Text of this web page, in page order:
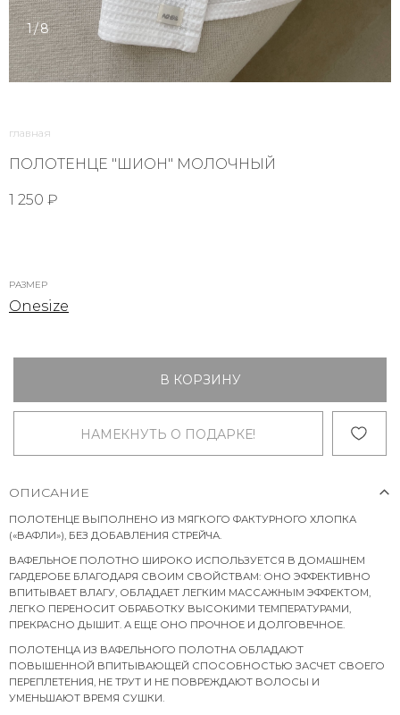
1/8
главная
ПОЛОТЕНЦЕ "ШИОН" МОЛОЧНЫЙ
1 250 ₽
РАЗМЕР
Onesize
В КОРЗИНУ
НАМЕКНУТЬ О ПОДАРКЕ!
ОПИСАНИЕ
ПОЛОТЕНЦЕ ВЫПОЛНЕНО ИЗ МЯГКОГО ФАКТУРНОГО ХЛОПКА
(«ВАФЛИ»), БЕЗ ДОБАВЛЕНИЯ СТРЕЙЧА.
ВАФЕЛЬНОЕ ПОЛОТНО ШИРОКО ИСПОЛЬЗУЕТСЯ В ДОМАШНЕМ
ГАРДЕРОБЕ БЛАГОДАРЯ СВОИМ СВОЙСТВАМ: ОНО ЭФФЕКТИВНО
ВПИТЫВАЕТ ВЛАГУ, ОБЛАДАЕТ ЛЕГКИМ МАССАЖНЫМ ЭФФЕКТОМ,
ЛЕГКО ПЕРЕНОСИТ ОБРАБОТКУ ВЫСОКИМИ ТЕМПЕРАТУРАМИ,
ПРЕКРАСНО ДЫШИТ. А ЕЩЕ ОНО ПРОЧНОЕ И ДОЛГОВЕЧНОЕ.
ПОЛОТЕНЦА ИЗ ВАФЕЛЬНОГО ПОЛОТНА ОБЛАДАЮТ
ПОВЫШЕННОЙ ВПИТЫВАЮЩЕЙ СПОСОБНОСТЬЮ ЗАСЧЕТ СВОЕГО
ПЕРЕПЛЕТЕНИЯ, НЕ ТРУТ И НЕ ПОВРЕЖДАЮТ ВОЛОСЫ И
УМЕНЬШАЮТ ВРЕМЯ СУШКИ.